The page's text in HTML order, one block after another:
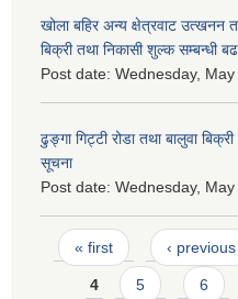
खोला बहिर अन्य क्षेत्रवाट उत्खनन
बिक्री तथा निकासी शुल्क सम्बन्धी
Post date: Wednesday,
ढुङ्गा गिट्टी रोडा तथा बालुवा
सूचना
Post date: Wednesday,
Pages
« first ‹ previous
4 5 6